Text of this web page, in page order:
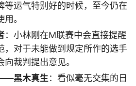
等运气特别好的时候，至今仍在
。
：小林刚在M联赛中会直接提醒
，对于未能做到规定所作的选手
裁判提出意见。
黑木真生：看似毫无交集的日